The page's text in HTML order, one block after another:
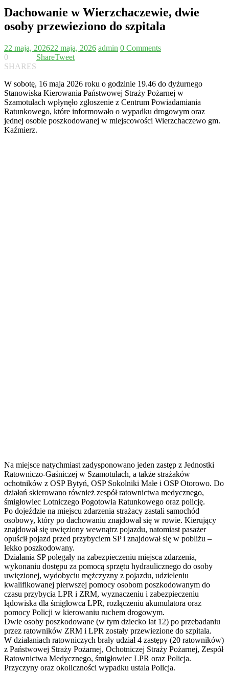
Dachowanie w Wierzchaczewie, dwie
osoby przewieziono do szpitala
22 maja, 202622 maja, 2026 admin 0 Comments
0
SHARES
ShareTweet
W sobotę, 16 maja 2026 roku o godzinie 19.46 do dyżurnego
Stanowiska Kierowania Państwowej Straży Pożarnej w
Szamotułach wpłynęło zgłoszenie z Centrum Powiadamiania
Ratunkowego, które informowało o wypadku drogowym oraz
jednej osobie poszkodowanej w miejscowości Wierzchaczewo gm.
Kaźmierz.
Na miejsce natychmiast zadysponowano jeden zastęp z Jednostki
Ratowniczo-Gaśniczej w Szamotułach, a także strażaków
ochotników z OSP Bytyń, OSP Sokolniki Małe i OSP Otorowo. Do
działań skierowano również zespół ratownictwa medycznego,
śmigłowiec Lotniczego Pogotowia Ratunkowego oraz policję.
Po dojeździe na miejscu zdarzenia strażacy zastali samochód
osobowy, który po dachowaniu znajdował się w rowie. Kierujący
znajdował się uwięziony wewnątrz pojazdu, natomiast pasażer
opuścił pojazd przed przybyciem SP i znajdował się w pobliżu –
lekko poszkodowany.
Działania SP polegały na zabezpieczeniu miejsca zdarzenia,
wykonaniu dostępu za pomocą sprzętu hydraulicznego do osoby
uwięzionej, wydobyciu mężczyzny z pojazdu, udzieleniu
kwalifikowanej pierwszej pomocy osobom poszkodowanym do
czasu przybycia LPR i ZRM, wyznaczeniu i zabezpieczeniu
lądowiska dla śmigłowca LPR, rozłączeniu akumulatora oraz
pomocy Policji w kierowaniu ruchem drogowym.
Dwie osoby poszkodowane (w tym dziecko lat 12) po przebadaniu
przez ratowników ZRM i LPR zostały przewiezione do szpitala.
W działaniach ratowniczych brały udział 4 zastępy (20 ratowników)
z Państwowej Straży Pożarnej, Ochotniczej Straży Pożarnej, Zespół
Ratownictwa Medycznego, śmigłowiec LPR oraz Policja.
Przyczyny oraz okoliczności wypadku ustala Policja.